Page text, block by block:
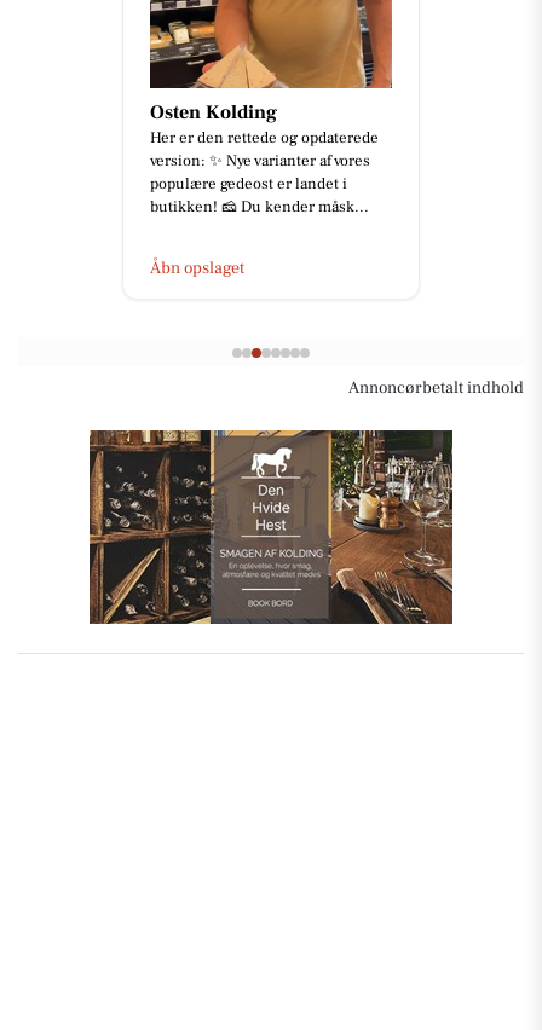
Osten Kolding
Her er den rettede og opdaterede
version: ✨ Nye varianter af vores
populære gedeost er landet i
butikken! 🧀 Du kender måsk...
Åbn opslaget
Annoncørbetalt indhold